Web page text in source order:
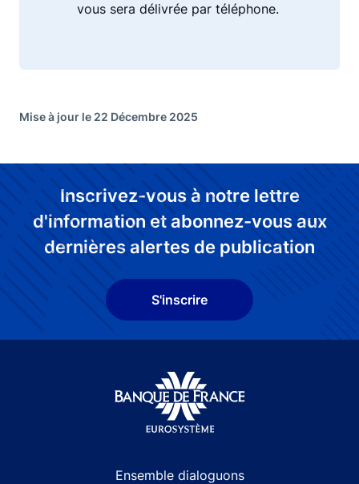
vous sera délivrée par téléphone.
Mise à jour le 22 Décembre 2025
Inscrivez-vous à notre lettre
d'information et abonnez-vous aux
dernières alertes de publication
S'inscrire
Ensemble dialoguons